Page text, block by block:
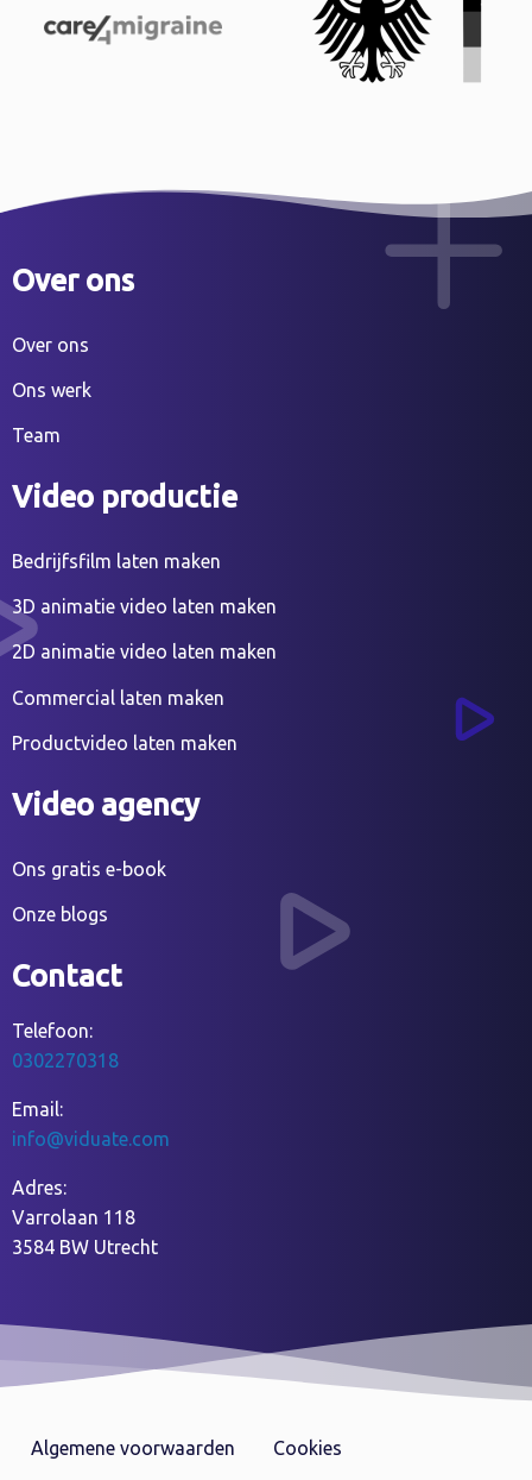
Over ons
Over ons
Ons werk
Team
Video productie
Bedrijfsfilm laten maken
3D animatie video laten maken
2D animatie video laten maken
Commercial laten maken
Productvideo laten maken
Video agency
Ons gratis e-book
Onze blogs
Contact
Telefoon:
0302270318
Email:
info@viduate.com
Adres:
Varrolaan 118
3584 BW Utrecht
Algemene voorwaarden Cookies